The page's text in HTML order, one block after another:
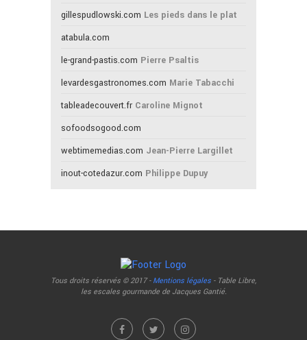
gillespudlowski.com Les pieds dans le plat
atabula.com
le-grand-pastis.com Pierre Psaltis
levardesgastronomes.com Marie Tabacchi
tableadecouvert.fr Caroline Mignot
sofoodsogood.com
webtimemedias.com Jean-Pierre Largillet
inout-cotedazur.com Philippe Dupuy
Tous droits réservés © 2017 - Mentions légales - Table Libre,
les escales gourmande de Jacques Gantié.